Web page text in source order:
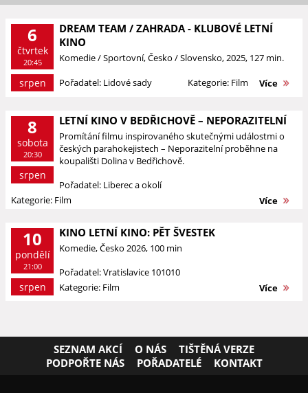
6
čtvrtek
20:45
srpen
DREAM TEAM / ZAHRADA - KLUBOVÉ LETNÍ
KINO
Komedie / Sportovní, Česko / Slovensko, 2025, 127 min.
Pořadatel: Lidové sady
Kategorie: Film Více
8
sobota
20:30
srpen
LETNÍ KINO V BEDŘICHOVĚ – NEPORAZITELNÍ
Promítání filmu inspirovaného skutečnými událostmi o
českých parahokejistech – Neporazitelní proběhne na
koupališti Dolina v Bedřichově.
Pořadatel: Liberec a okolí
Kategorie: Film
Více
10
pondělí
21:00
srpen
KINO LETNÍ KINO: PĚT ŠVESTEK
Komedie, Česko 2026, 100 min
Pořadatel: Vratislavice 101010
Kategorie: Film
Více
SEZNAM AKCÍ O NÁS
TIŠTĚNÁ VERZE
PODPOŘTE NÁS
POŘADATELÉ KONTAKT